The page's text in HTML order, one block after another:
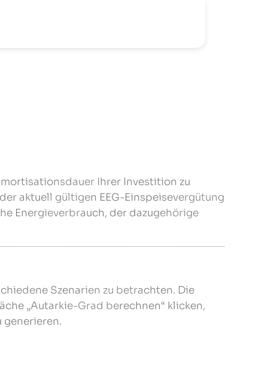
Ihrer Investition zu
aktuell gültigen EEG-Einspeisevergütung
Energieverbrauch, der dazugehörige
Szenarien zu betrachten. Die
„Autarkie-Grad berechnen“ klicken,
generieren.